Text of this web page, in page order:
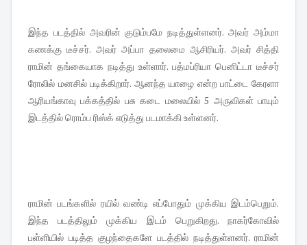
இந்த படத்தில் அவரின் குடும்பமே நடித்துள்ளனர். அவர் அம்மா
கணக்கு டீச்சர். அவர் அப்பா தலைமை ஆசிரியர். அவர் சித்தி
ராமின் தங்கையாக நடித்து உள்ளார். பத்மப்ரியா பெனிட்டா டீச்சர்
ரோலில் மனசில் படிக்கிறார். ஆனந்த யாழை என்ற பாட்டை கேரளா
ஆரியங்காவு பக்கத்தில் பசு கடை மலையில் 5 அருவிகள் பாயும்
இடத்தில் ரொம்ப ரிஸ்க் எடுத்து படமாக்கி உள்ளனர்.
ராமின் படங்களில் ரயில் வண்டி எப்போதும் முக்கிய இடம்பெறும்.
இந்த படத்திலும் முக்கிய இடம் பெறுகிறது. நாகர்கோவில்
பள்ளியில் படித்த குழந்தைகளே படத்தில் நடித்துள்ளனர். ராமின்